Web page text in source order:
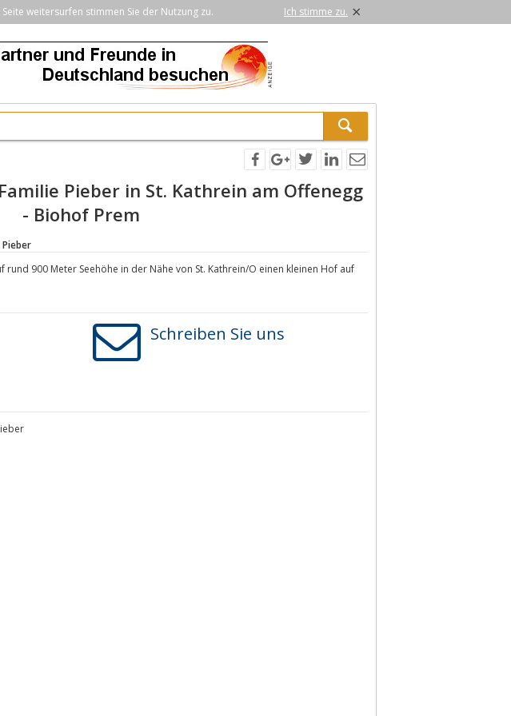
weitersurfen stimmen Sie der Nutzung zu. Ich stimme zu. ×
Pieber in St. Kathrein am Offenegg
- Biohof Prem
rund 900 Meter Seehöhe in der Nähe von St. Kathrein/O einen kleinen Hof auf
Schreiben Sie uns